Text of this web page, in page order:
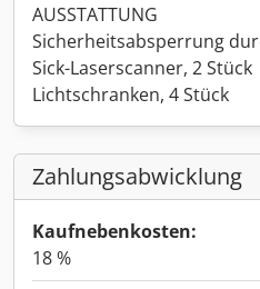
AUSSTATTUNG
Sicherheitsabsperrung
Sick-Laserscanner, 2 Stück
Lichtschranken, 4 Stück
Zahlungsabwicklung
Kaufnebenkosten:
18 %